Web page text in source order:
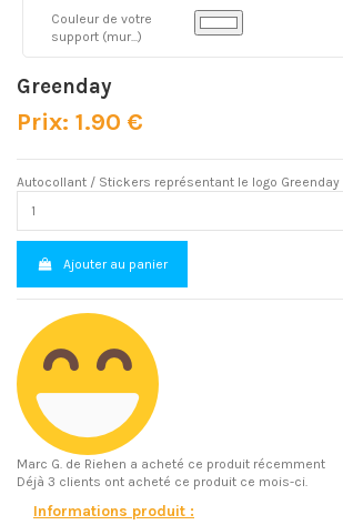
Couleur de votre
support (mur...)
Greenday
Prix: 1.90 €
Autocollant / Stickers représentant le logo Greenday
Ajouter au panier
Marc G. de Riehen a acheté ce produit récemment
Déjà 3 clients ont acheté ce produit ce mois-ci.
Informations produit :